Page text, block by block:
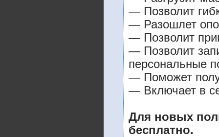
— Позволит
— Разошлет
— Позволит
— Позволит
персональные
— Поможет
— Включает в
Для новых
бесплатно.